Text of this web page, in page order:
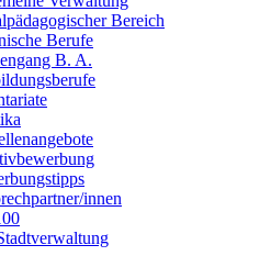
Bereich
Berufe
B. A.
innen